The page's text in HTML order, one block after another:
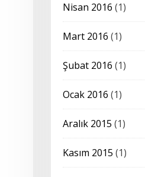
Nisan 2016 (1)
Mart 2016 (1)
Şubat 2016 (1)
Ocak 2016 (1)
Aralık 2015 (1)
Kasım 2015 (1)